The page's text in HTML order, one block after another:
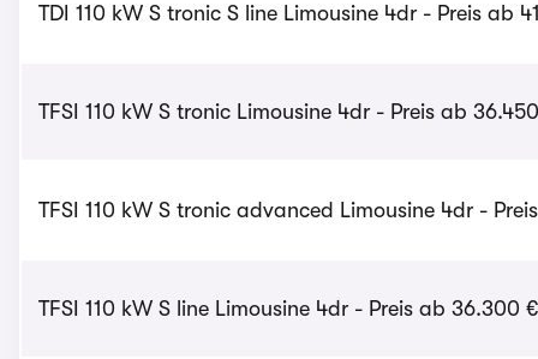
TDI 110 kW S tronic S line Limousine 4dr - Preis ab
TFSI 110 kW S tronic Limousine 4dr - Preis ab
TFSI 110 kW S tronic advanced Limousine 4dr -
TFSI 110 kW S line Limousine 4dr - Preis ab 36.300 €